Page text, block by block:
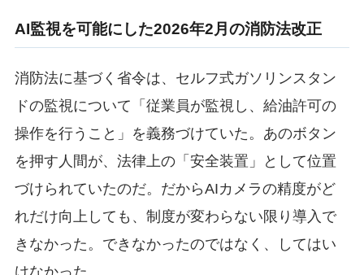
AI監視を可能にした2026年2月の消防法改正
消防法に基づく省令は、セルフ式ガソリンスタン
ドの監視について「従業員が監視し、給油許可の
操作を行うこと」を義務づけていた。あのボタン
を押す人間が、法律上の「安全装置」として位置
づけられていたのだ。だからAIカメラの精度がど
れだけ向上しても、制度が変わらない限り導入で
きなかった。できなかったのではなく、してはい